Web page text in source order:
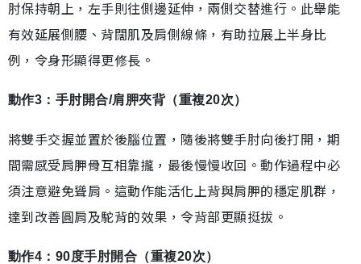
肘保持朝上，左手則往側邊延伸，兩側交替進行。此舉能
有效延展側腰、背闊肌及肩側線條，有助拉展上半身比
例，令身形顯得更修長。
動作3：手肘開合/肩胛夾背（重複20次）
將雙手交握並置於後腦位置，隨後將雙手肘向後打開，期
間需感受肩胛骨互相靠攏，最後慢慢收回。動作過程中必
須注意避免聳肩。這動作能活化上背與肩胛的穩定肌群，
達到改善圓肩及駝背的效果，令背部更顯挺拔。
動作4：90度手肘開合（重複20次）